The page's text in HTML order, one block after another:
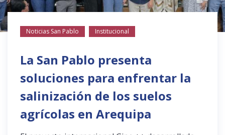
Noticias San Pablo Institucional
La San Pablo presenta
soluciones para enfrentar la
salinización de los suelos
agrícolas en Arequipa